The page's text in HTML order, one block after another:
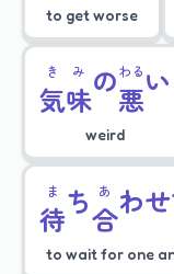
to get worse
気
き
味
み の悪
わる い
weird
待
ま ち合
あ わ
to wait for one